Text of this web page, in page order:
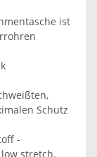
ist
Schutz
-
stretch.